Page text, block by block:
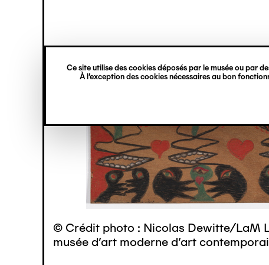
Ce site utilise des cookies déposés par le musée ou par
À l’exception des cookies nécessaires au bon
principal
verticale
© Crédit photo : Nicolas Dewitte/LaM
musée d’art moderne d’art